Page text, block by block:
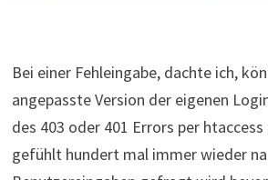
Bei einer Fehleingabe, dachte ich,
angepasste Version der eigenen
des 403 oder 401 Errors per
gefühlt hundert mal immer wieder